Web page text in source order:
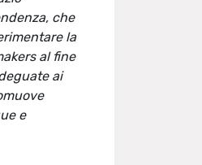
che
la
al fine
ai
e